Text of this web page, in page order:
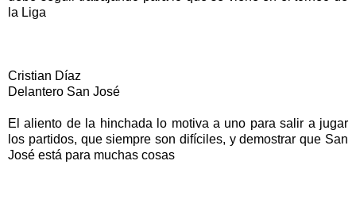
la Liga
Cristian Díaz
Delantero San José
El aliento de la hinchada lo motiva a uno para salir a jugar
los partidos, que siempre son difíciles, y demostrar que San
José está para muchas cosas